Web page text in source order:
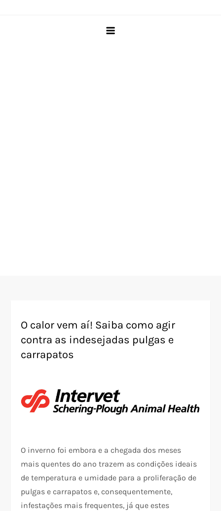
O calor vem aí! Saiba como agir
contra as indesejadas pulgas e
carrapatos
O inverno foi embora e a chegada dos meses
mais quentes do ano trazem as condições ideais
de temperatura e umidade para a proliferação de
pulgas e carrapatos e, consequentemente,
infestações mais frequentes, já que estes